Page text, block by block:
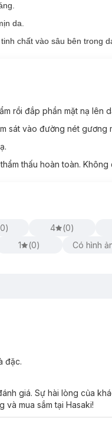
da.
chất vào sâu bên trong
rồi đắp phần mặt nạ lên
sát vào đường nét gương
thấu hoàn toàn. Không
) 4 (0)
1 (0) Có hình
đặc.
giá. Sự hài lòng của
và mua sắm tại Hasaki!